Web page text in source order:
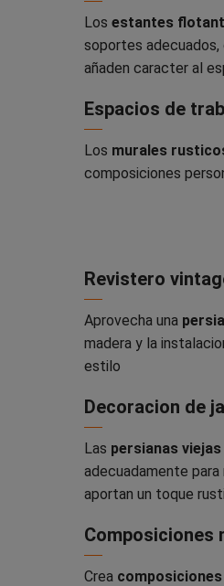
Los estantes
soportes adecuados,
añaden caracter al
Espacios de
Los murales
composiciones
Revistero
Aprovecha una
madera y la
estilo
Decoracion de
Las persianas viejas
adecuadamente
aportan un toque
Composiciones
Crea